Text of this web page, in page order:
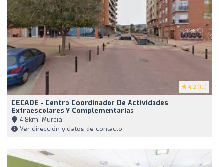
4.2 (19)
CECADE - Centro Coordinador De Actividades
Extraescolares Y Complementarias
4,8km, Murcia
Ver dirección y datos de contacto